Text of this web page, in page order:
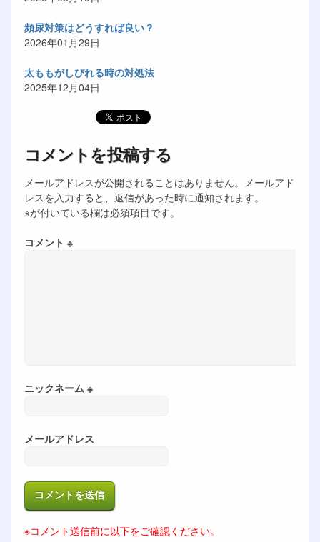
頻尿対策はどうすれば良い？
2026年01月29日
太ももがしびれる時の対処法
2025年12月04日
コメントを投稿する
メールアドレスが公開されることはありません。メールアド
レスを入力すると、返信があった時に通知されます。
※が付いている欄は必須項目です。
コメント ※
ニックネーム ※
メールアドレス
※コメント送信前に以下をご確認ください。